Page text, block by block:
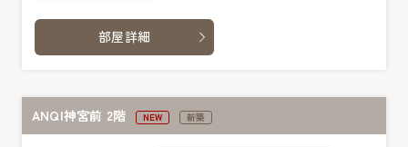
部屋詳細
ANQI神宮前 2階 NEW 新築